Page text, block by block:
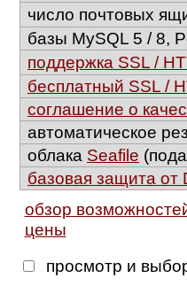
число почтовых
базы MySQL 5 / 8,
поддержка SSL /
бесплатный SSL /
соглашение о
автоматическое
облака Seafile
базовая защита от
обзор
цены
просмотр и